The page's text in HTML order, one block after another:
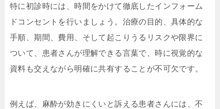
特に初診時には、時間をかけて徹底したインフォーム
ドコンセントを行いましょう。治療の目的、具体的な
手順、期間、費用、そして起こりうるリスクや限界に
ついて、患者さんが理解できる言葉で、時に視覚的な
資料も交えながら明確に共有することが不可欠です。
例えば、麻酔が効きにくいと訴える患者さんには、不